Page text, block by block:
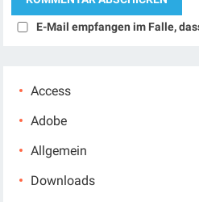
E-Mail empfangen im Falle,
Access
Adobe
Allgemein
Downloads